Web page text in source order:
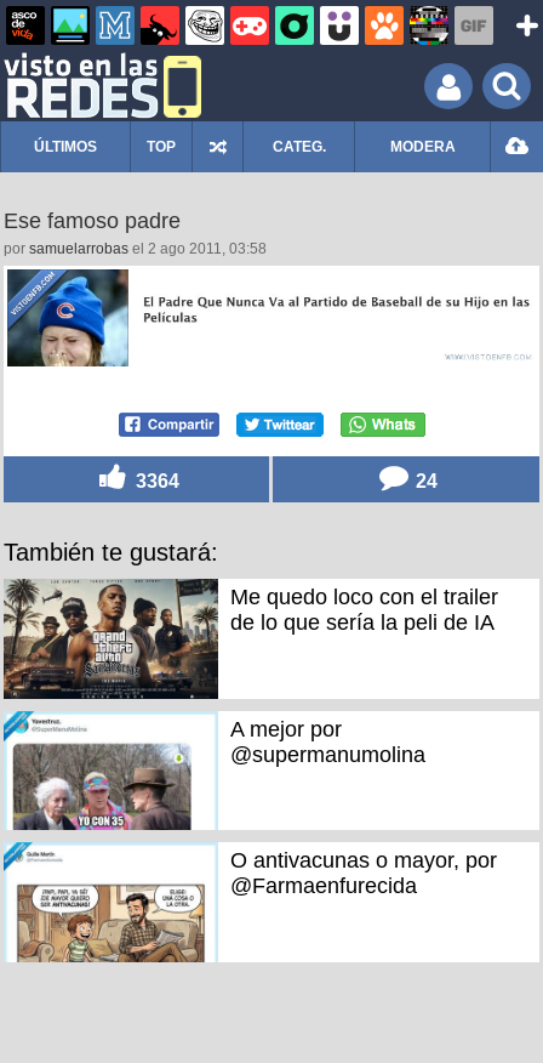
ÚLTIMOS TOP CATEG. MODERA
Ese famoso padre
por samuelarrobas el 2 ago 2011, 03:58
3364 24
También te gustará:
Me quedo loco con el trailer
de lo que sería la peli de IA
A mejor por
@supermanumolina
O antivacunas o mayor, por
@Farmaenfurecida